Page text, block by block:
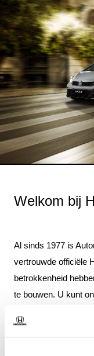
Welkom bij
Al sinds 1977 is
vertrouwde officiële
betrokkenheid
te bouwen. U kunt
Ons werkgebied